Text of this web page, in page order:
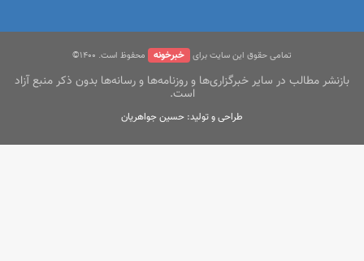
تمامی حقوق این سایت برای خبرخونه محفوظ است. ۱400©
بازنشر مطالب در سایر خبرگزاری‌ها و روزنامه‌ها و رسانه‌ها بدون ذکر منبع آزاد
است.
طراحی و تولید: حسین جواهریان